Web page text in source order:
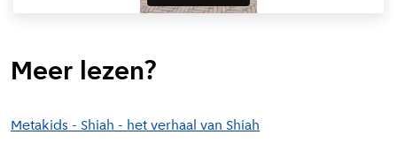
Meer lezen?
Metakids - Shiah - het verhaal van Shiah